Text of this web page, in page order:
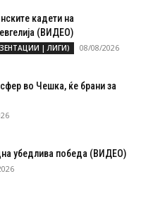
кадети на
(ВИДЕО)
| ЛИГИ) 08/08/2026
во Чешка, ќе брани за
убедлива победа (ВИДЕО)